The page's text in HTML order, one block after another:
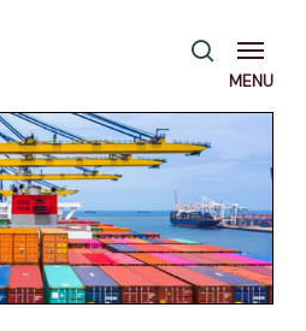
pesquisa
Menu